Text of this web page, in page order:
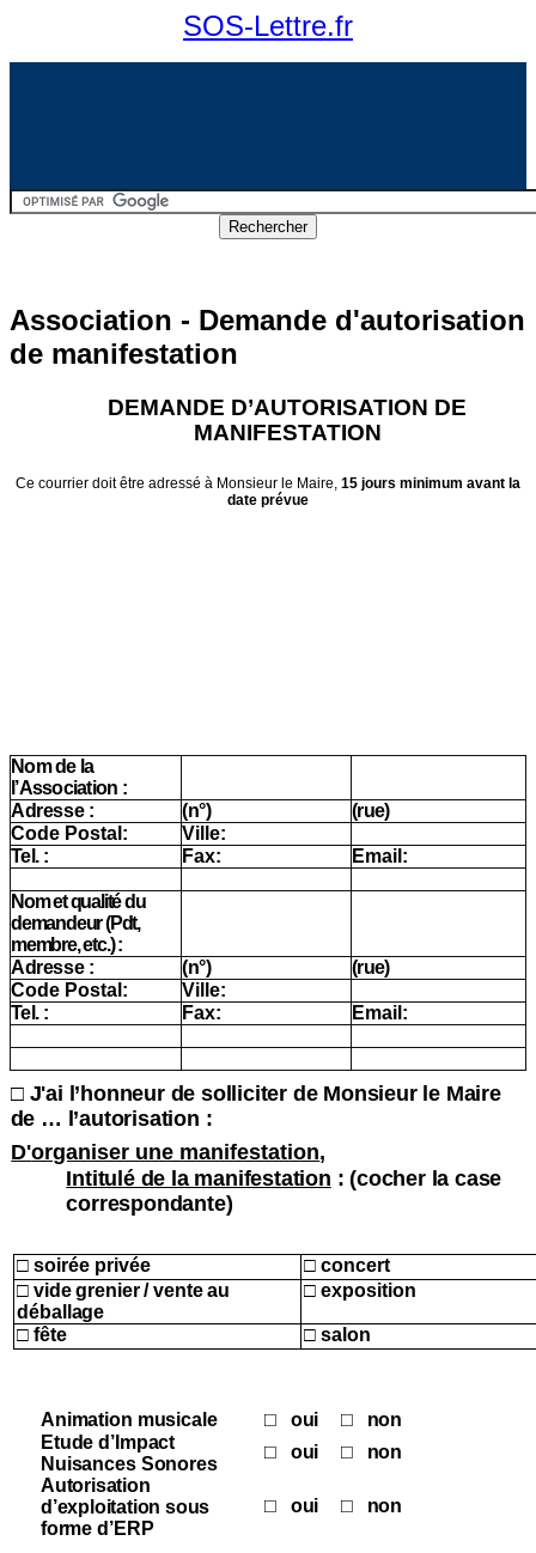
SOS-Lettre.fr
Association - Demande d'autorisation
de manifestation
DEMANDE D’AUTORISATION DE
MANIFESTATION
Ce courrier doitêtre adressé à Monsieur le Maire, 15 jours minimum avant la
date prévue
Nom de la
l’Association :
Adresse :
(n°)
(rue)
Code Postal:
Ville:
Tel. :
Fax: Email:
Nom et qualité du
demandeur (Pdt,
membre, etc.) :
Adresse :
(n°)
(rue)
Code Postal:
Ville:
Tel. :
Fax: Email:
□ J'ai l’honneur de solliciter de Monsieur le Maire
de … l’autorisation :
D'organiser une manifestation,
Intitulé de la manifestation : (cocher la case
correspondante)
□ soirée privée
□ concert
□ vide grenier / vente au
déballage
□ exposition
□ fête □ salon
Animation musicale □ oui □
non
Etude d’Impact
Nuisances Sonores
□ oui □
non
Autorisation
d’exploitation sous
forme d’ERP
□ oui □ non